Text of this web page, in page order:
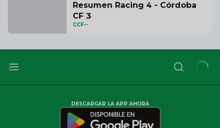
Resumen Racing 4 - Córdoba
CF 3
CCF
DESCARGAR LA APP AHORA